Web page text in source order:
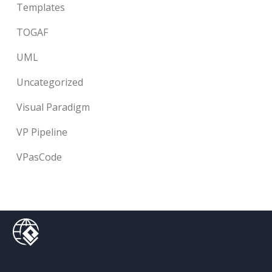
Templates
TOGAF
UML
Uncategorized
Visual Paradigm
VP Pipeline
VPasCode